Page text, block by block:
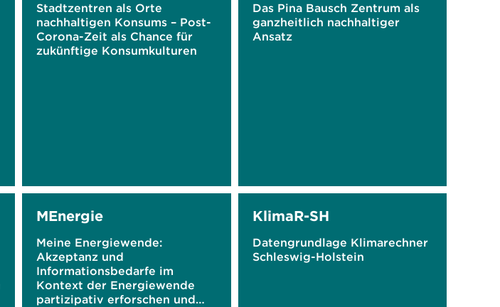
Stadtzentren als Orte
nachhaltigen Konsums – Post-
Corona-Zeit als Chance für
zukünftige Konsumkulturen
Das Pina Bausch Zentrum als
ganzheitlich nachhaltiger
Ansatz
MEnergie
Meine Energiewende:
Akzeptanz und
Informationsbedarfe im
Kontext der Energiewende
partizipativ erforschen und
KlimaR-SH
Datengrundlage Klimarechner
Schleswig-Holstein